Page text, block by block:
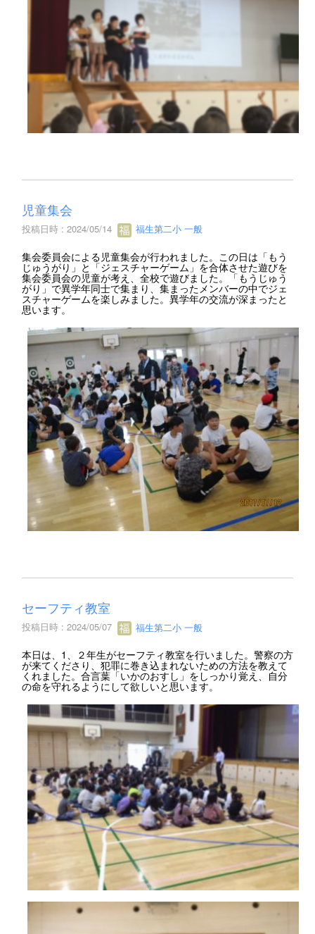
児童集会
投稿日時 : 2024/05/14 福生第二小 一般
集会委員会による児童集会が行われました。この日は「もう
じゅうがり」と「ジェスチャーゲーム」を合体させた遊びを
集会委員会の児童が考え、全校で遊びました。「もうじゅう
がり」で異学年同士で集まり、集まったメンバーの中でジェ
スチャーゲームを楽しみました。異学年の交流が深まったと
思います。
セーフティ教室
投稿日時 : 2024/05/07 福生第二小 一般
本日は、1、２年生がセーフティ教室を行いました。警察の方
が来てくださり、犯罪に巻き込まれないための方法を教えて
くれました。合言葉「いかのおすし」をしっかり覚え、自分
の命を守れるようにして欲しいと思います。